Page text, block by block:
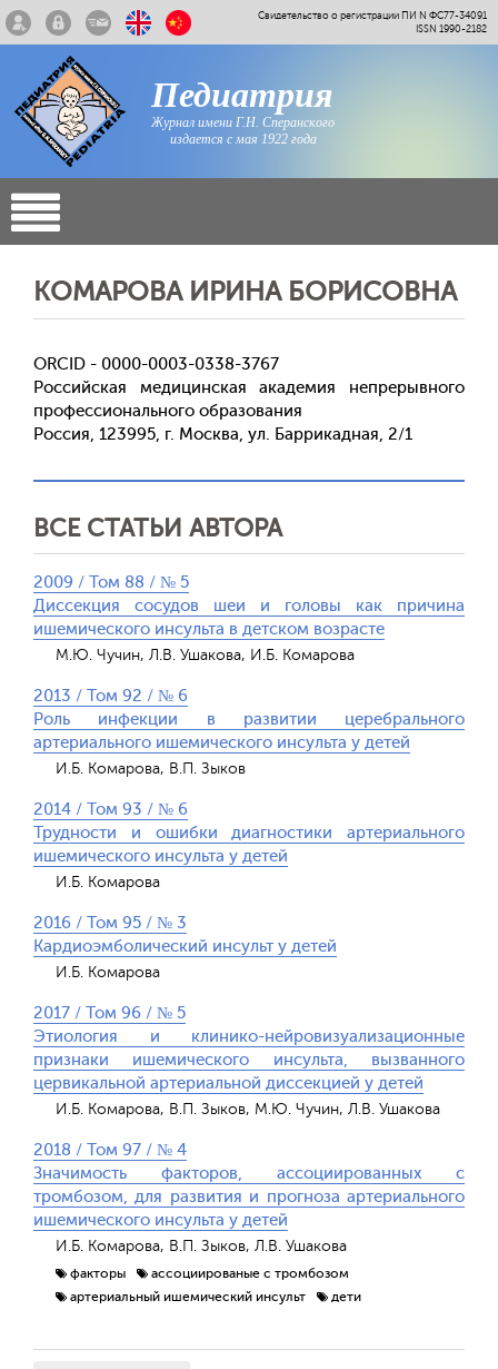
Свидетельство о регистрации ПИ N ФС77-34091
ISSN 1990-2182
Педиатрия
Журнал имени Г.Н. Сперанского
издается с мая 1922 года
КОМАРОВА ИРИНА БОРИСОВНА
ORCID - 0000-0003-0338-3767
Российская медицинская академия непрерывного
профессионального образования
Россия, 123995, г. Москва, ул. Баррикадная, 2/1
ВСЕ СТАТЬИ АВТОРА
2009 / Том 88 / № 5
Диссекция сосудов шеи и головы как причина
ишемического инсульта в детском возрасте
М.Ю. Чучин, Л.В. Ушакова, И.Б. Комарова
2013 / Том 92 / № 6
Роль инфекции в развитии церебрального
артериального ишемического инсульта у детей
И.Б. Комарова, В.П. Зыков
2014 / Том 93 / № 6
Трудности и ошибки диагностики артериального
ишемического инсульта у детей
И.Б. Комарова
2016 / Том 95 / № 3
Кардиоэмболический инсульт у детей
И.Б. Комарова
2017 / Том 96 / № 5
Этиология и клинико-нейровизуализационные
признаки ишемического инсульта, вызванного
цервикальной артериальной диссекцией у детей
И.Б. Комарова, В.П. Зыков, М.Ю. Чучин, Л.В. Ушакова
2018 / Том 97 / № 4
Значимость факторов, ассоциированных с
тромбозом, для развития и прогноза артериального
ишемического инсульта у детей
И.Б. Комарова, В.П. Зыков, Л.В. Ушакова
факторы
ассоциированые с тромбозом
артериальный ишемический инсульт
дети